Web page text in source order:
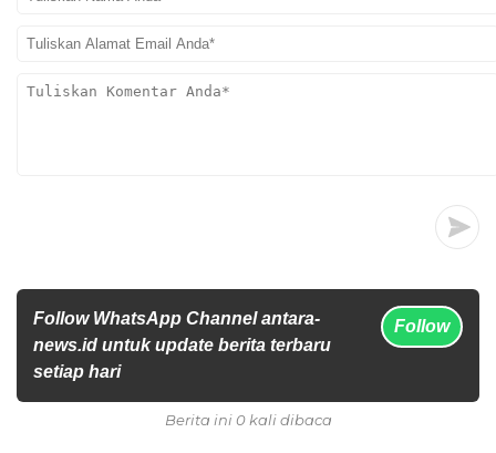
Follow WhatsApp Channel antara-
news.id untuk update berita terbaru
setiap hari
Follow
Berita ini 0 kali dibaca